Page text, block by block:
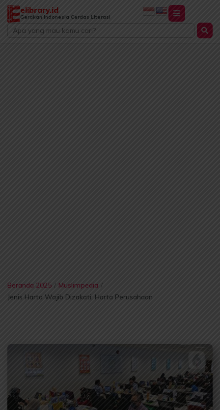
Lewati
konten
elibrary.id
Gerakan Indonesia Cerdas Literasi
Search
...
Beranda 2025 / Muslimpedia /
Jenis Harta Wajib Dizakati: Harta Perusahaan